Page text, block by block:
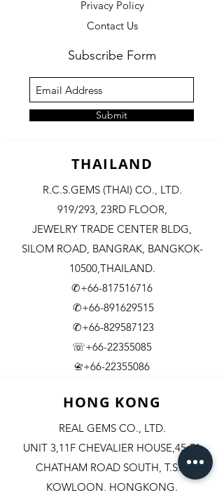
Privacy Policy
Contact Us
Subscribe Form
Submit
THAILAND
R.C.S.GEMS (THAI) CO., LTD.
919/293, 23RD FLOOR,
JEWELRY TRADE CENTER BLDG,
SILOM ROAD, BANGRAK, BANGKOK-
10500,THAILAND.
✆+66-817516716
✆+66-891629515
✆+66-829587123
☏+66-22355085
📇​+66-22355086
HONG KONG
REAL GEMS CO., LTD.
UNIT 3,11F CHEVALIER HOUSE,45-51
CHATHAM ROAD SOUTH, T.S.T.
KOWLOON, HONGKONG.